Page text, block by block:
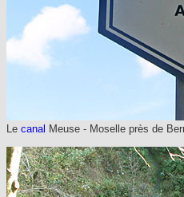
Le canal Meuse - Moselle près de